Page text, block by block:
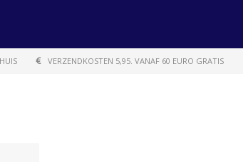
VERZENDKOSTEN 5,95. VANAF 60 EURO GRATIS